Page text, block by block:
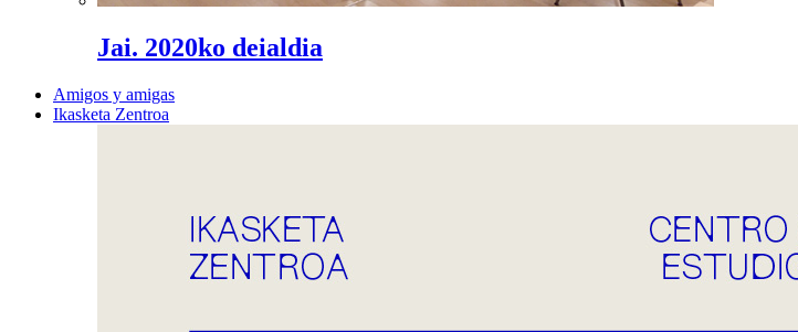
Jai. 2020ko deialdia
Amigos y amigas
Ikasketa Zentroa